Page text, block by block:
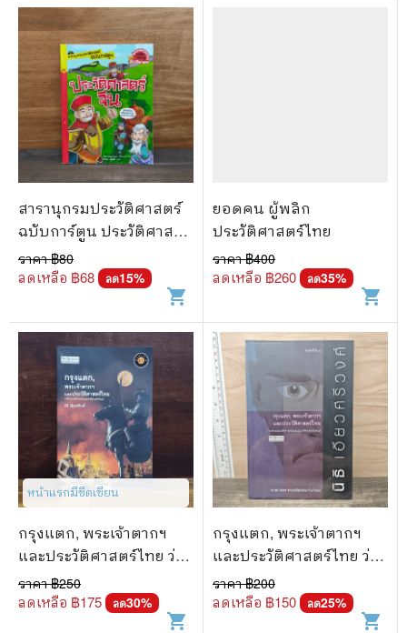
สารานุกรมประวัติศาสตร์
ฉบับการ์ตูน ประวัติศาสตร์
จีน
ราคา ฿80
ลดเหลือ ฿68 ลด15%
shopping_cart
ยอดคน ผู้พลิก
ประวัติศาสตร์ไทย
ราคา ฿400
ลดเหลือ ฿260 ลด35%
shopping_cart
หน้าแรกมีขีดเขียน
กรุงแตก, พระเจ้าตากฯ
และประวัติศาสตร์ไทย ว่า
ด้วยประวัติศาสตร์และ
ประวัติศาสตร์นิพนธ์ - นิธิ
ราคา ฿250
ลดเหลือ ฿175 ลด30%
shopping_cart
กรุงแตก, พระเจ้าตากฯ
และประวัติศาสตร์ไทย ว่า
ด้วยประวัติศาสตร์และ
ประวัติศาสตร์นิพนธ์ - นิธิ
ราคา ฿200
ลดเหลือ ฿150 ลด25%
shopping_cart